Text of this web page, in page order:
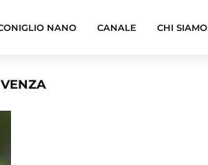
NANO CANALE CHI SIAMO